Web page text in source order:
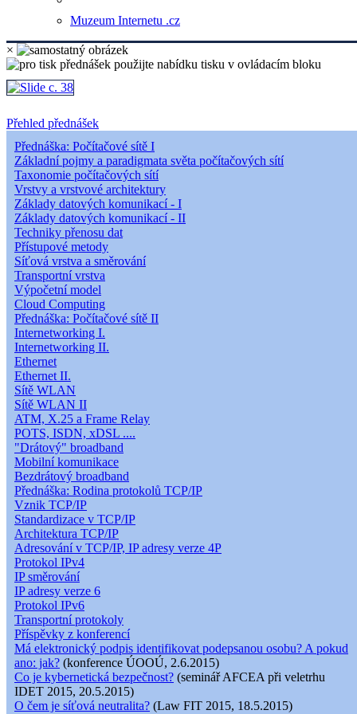
Muzeum Internetu .cz
×
Přehled přednášek
Přednáška: Počítačové sítě I
Základní pojmy a paradigmata světa počítačových sítí
Taxonomie počítačových sítí
Vrstvy a vrstvové architektury
Základy datových komunikací - I
Základy datových komunikací - II
Techniky přenosu dat
Přístupové metody
Síťová vrstva a směrování
Transportní vrstva
Výpočetní model
Cloud Computing
Přednáška: Počítačové sítě II
Internetworking I.
Internetworking II.
Ethernet
Ethernet II.
Sítě WLAN
Sítě WLAN II
ATM, X.25 a Frame Relay
POTS, ISDN, xDSL ....
"Drátový" broadband
Mobilní komunikace
Bezdrátový broadband
Přednáška: Rodina protokolů TCP/IP
Vznik TCP/IP
Standardizace v TCP/IP
Architektura TCP/IP
Adresování v TCP/IP, IP adresy verze 4P
Protokol IPv4
IP směrování
IP adresy verze 6
Protokol IPv6
Transportní protokoly
Příspěvky z konferencí
Má elektronický podpis identifikovat podepsanou osobu? A pokud
ano: jak? (konference ÚOOÚ, 2.6.2015)
Co je kybernetická bezpečnost? (seminář AFCEA při veletrhu
IDET 2015, 20.5.2015)
O čem je síťová neutralita? (Law FIT 2015, 18.5.2015)